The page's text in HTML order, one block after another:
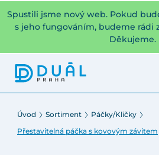
Spustili jsme nový web. Pokud
s jeho fungováním, budeme rádi
Děkujeme.
Úvod Sortiment
Páčky/Kličky
Přestavitelná páčka s kovovým závitem